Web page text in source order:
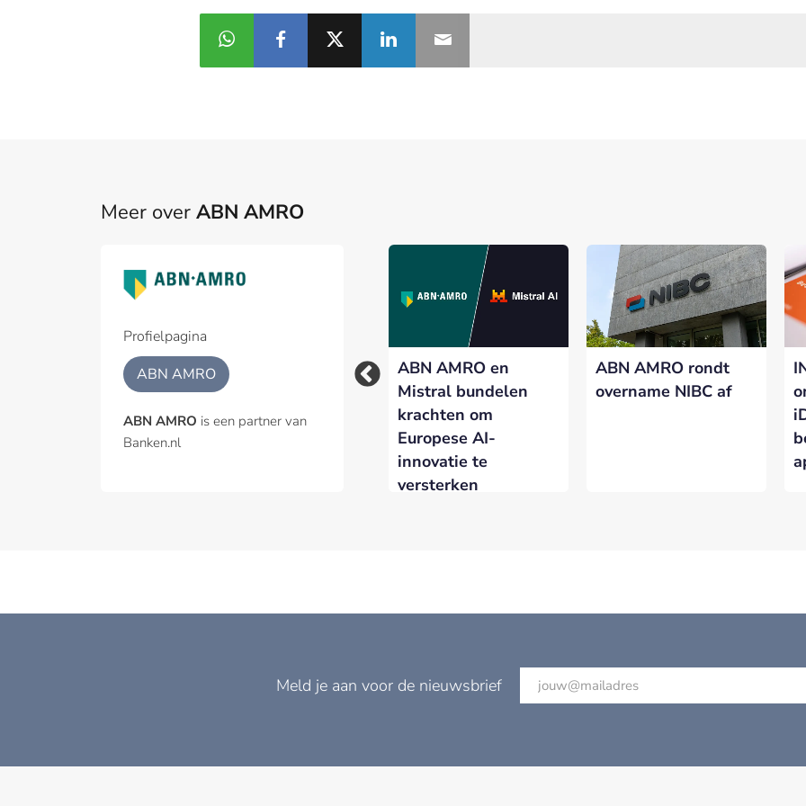
Meer over ABN AMRO
Profielpagina
ABN AMRO
ABN AMRO is een partner van
Banken.nl
Woningmarkt koelt
verder af nu hogere
BHF voor vijfde jaar
Broker
ABN AMRO en
Mistral bundelen
krachten om
Europese AI-
innovatie te
versterken
ABN AMRO rondt
overname NIBC af
Meld je aan voor de nieuwsbrief